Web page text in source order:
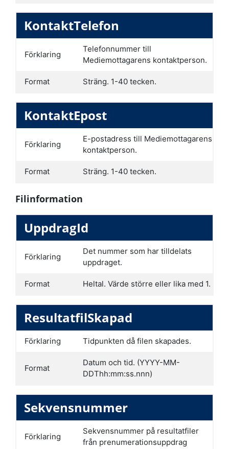
KontaktTelefon
Förklaring
Telefonnummer till
Mediemottagarens kontaktperson.
Format Sträng. 1-40 tecken.
KontaktEpost
Förklaring
E-postadress till Mediemottagarens
kontaktperson.
Format Sträng. 1-40 tecken.
Filinformation
UppdragId
Förklaring
Det nummer som har tilldelats
uppdraget.
Format Heltal. Värde större eller lika med 1.
ResultatfilSkapad
Förklaring Tidpunkten då filen skapades.
Format
Datum och tid. (YYYY-MM-
DDThh:mm:ss.nnn)
Sekvensnummer
Förklaring
Sekvensnummer på resultatfiler
från prenumerationsuppdrag